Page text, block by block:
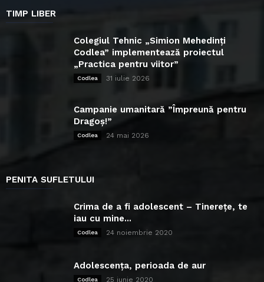
TIMP LIBER
Colegiul Tehnic „Simion Mehedinți
Codlea” implementează proiectul
„Practica pentru viitor”
Codlea 31 iulie 2026
Campanie umanitară ”Împreună pentru
Dragoș!”
Codlea 24 mai 2026
PENITA SUFLETULUI
Crima de a fi adolescent – Tinerețe, te
iau cu mine...
Codlea 24 noiembrie 2020
Adolescența, perioada de aur
Codlea 25 iunie 2020